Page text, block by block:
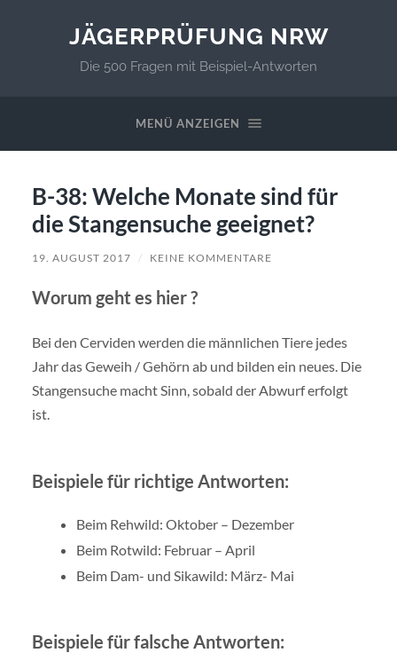
JÄGERPRÜFUNG NRW
Die 500 Fragen mit Beispiel-Antworten
MENÜ ANZEIGEN
B-38: Welche Monate sind für
die Stangensuche geeignet?
19. AUGUST 2017 / KEINE KOMMENTARE
Worum geht es hier ?
Bei den Cerviden werden die männlichen Tiere jedes
Jahr das Geweih / Gehörn ab und bilden ein neues. Die
Stangensuche macht Sinn, sobald der Abwurf erfolgt
ist.
Beispiele für richtige Antworten:
Beim Rehwild: Oktober – Dezember
Beim Rotwild: Februar – April
Beim Dam- und Sikawild: März- Mai
Beispiele für falsche Antworten: